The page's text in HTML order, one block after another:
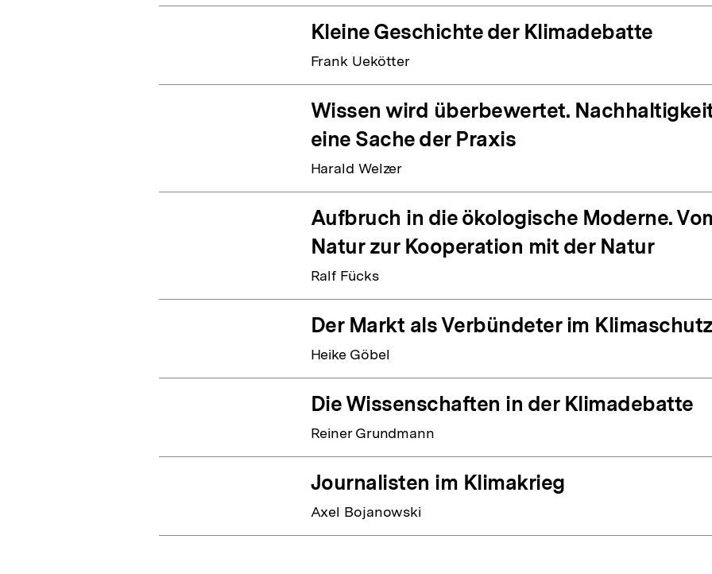
Kleine Geschichte der Klimadebatte
Frank Uekötter
Wissen wird überbewertet.
eine Sache der Praxis
Harald Welzer
Aufbruch in die ökologische Moderne.
Natur zur Kooperation mit der Natur
Ralf Fücks
Der Markt als Verbündeter im
Heike Göbel
Die Wissenschaften in der Klimadebatte
Reiner Grundmann
Journalisten im Klimakrieg
Axel Bojanowski